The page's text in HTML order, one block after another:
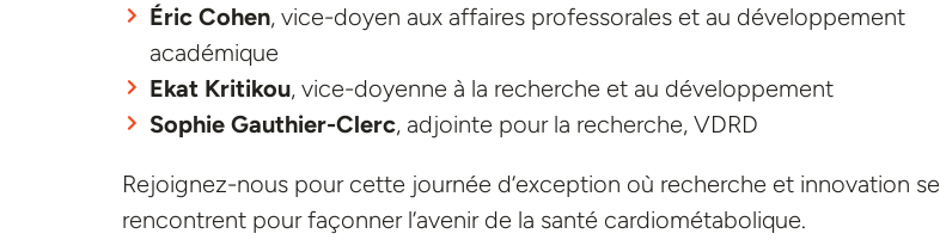
Éric Cohen, vice-doyen aux affaires professorales et au développement
académique
Ekat Kritikou, vice-doyenne à la recherche et au développement
Sophie Gauthier-Clerc, adjointe pour la recherche, VDRD
Rejoignez-nous pour cette journée d’exception où recherche et innovation se
rencontrent pour façonner l’avenir de la santé cardiométabolique.